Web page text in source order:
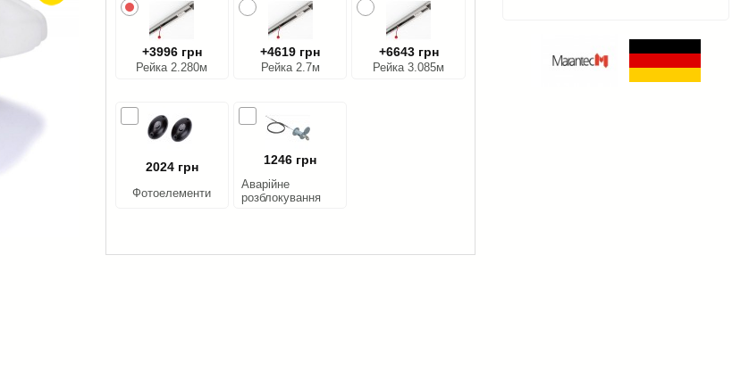
+3996 грн
Рейка 2.280м
+4619 грн
Рейка 2.7м
+6643 грн
Рейка 3.085м
Фотоелементи
2024 грн
Аварійне
розблокування
1246 грн